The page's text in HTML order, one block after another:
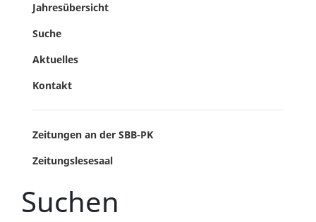
Jahresübersicht
Suche
Aktuelles
Kontakt
Zeitungen an der SBB-PK
Zeitungslesesaal
Suchen